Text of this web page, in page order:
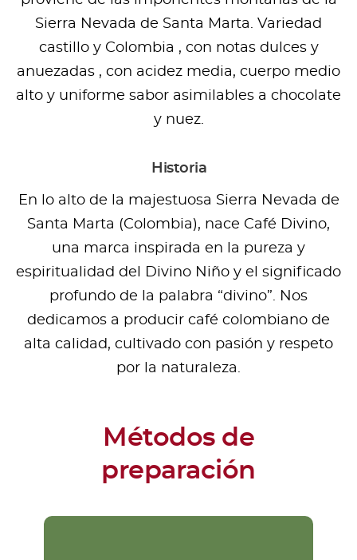
Sierra Nevada de Santa Marta. Variedad
castillo y Colombia , con notas dulces y
anuezadas , con acidez media, cuerpo medio
alto y uniforme sabor asimilables a chocolate
y nuez.
Historia
En lo alto de la majestuosa Sierra Nevada de
Santa Marta (Colombia), nace Café Divino,
una marca inspirada en la pureza y
espiritualidad del Divino Niño y el significado
profundo de la palabra “divino”. Nos
dedicamos a producir café colombiano de
alta calidad, cultivado con pasión y respeto
por la naturaleza.
Métodos de
preparación